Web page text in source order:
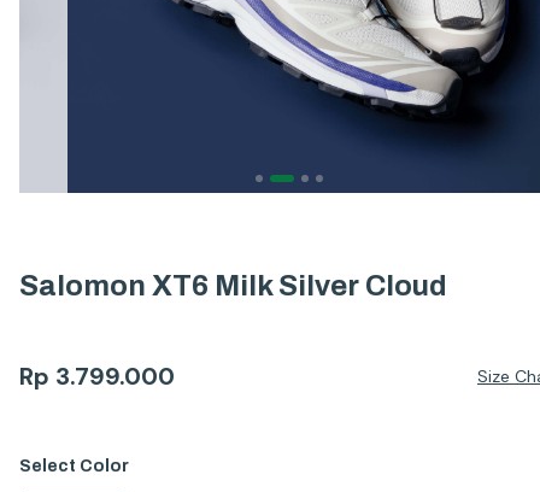
Salomon XT6 Milk Silver Cloud
Rp 3.799.000 Size
Select Color